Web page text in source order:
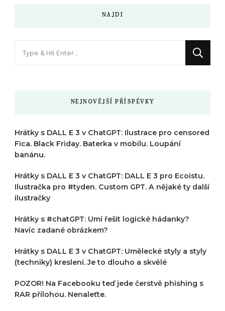
NAJDI
NEJNOVĚJŠÍ PŘÍSPĚVKY
Hrátky s DALL E 3 v ChatGPT: Ilustrace pro censored
Fica. Black Friday. Baterka v mobilu. Loupání
banánu.
Hrátky s DALL E 3 v ChatGPT: DALL E 3 pro Ecoistu.
Ilustračka pro #tyden. Custom GPT. A nějaké ty další
ilustračky
Hrátky s #chatGPT: Umí řešit logické hádanky?
Navíc zadané obrázkem?
Hrátky s DALL E 3 v ChatGPT: Umělecké styly a styly
(techniky) kreslení. Je to dlouho a skvělé
POZOR! Na Facebooku teď jede čerstvě phishing s
RAR přílohou. Nenaleťte.